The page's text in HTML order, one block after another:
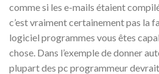
comme si les e-mails étaient
c’est vraiment certainement pas la
logiciel programmes vous êtes
chose. Dans l’exemple de donner
plupart des pc programmeur